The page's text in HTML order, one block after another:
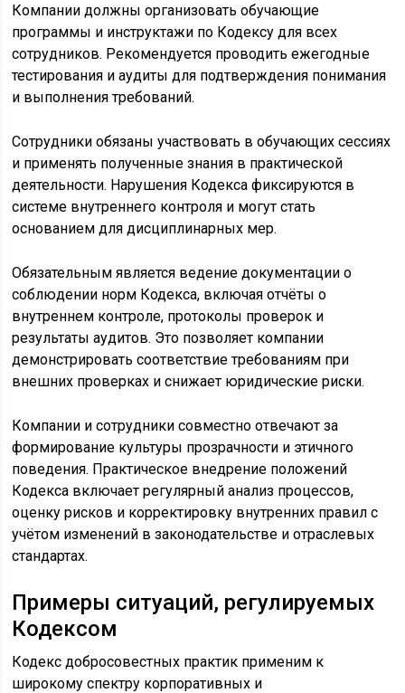
Компании должны организовать обучающие
программы и инструктажи по Кодексу для всех
сотрудников. Рекомендуется проводить ежегодные
тестирования и аудиты для подтверждения понимания
и выполнения требований.
Сотрудники обязаны участвовать в обучающих сессиях
и применять полученные знания в практической
деятельности. Нарушения Кодекса фиксируются в
системе внутреннего контроля и могут стать
основанием для дисциплинарных мер.
Обязательным является ведение документации о
соблюдении норм Кодекса, включая отчёты о
внутреннем контроле, протоколы проверок и
результаты аудитов. Это позволяет компании
демонстрировать соответствие требованиям при
внешних проверках и снижает юридические риски.
Компании и сотрудники совместно отвечают за
формирование культуры прозрачности и этичного
поведения. Практическое внедрение положений
Кодекса включает регулярный анализ процессов,
оценку рисков и корректировку внутренних правил с
учётом изменений в законодательстве и отраслевых
стандартах.
Примеры ситуаций, регулируемых
Кодексом
Кодекс добросовестных практик применим к
широкому спектру корпоративных и